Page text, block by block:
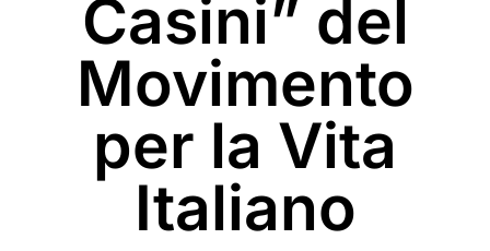
Casini” del
Movimento
per la Vita
Italiano